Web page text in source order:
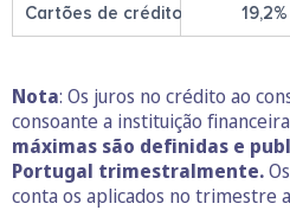
Cartões de crédito, Linhas de
19,2%
Nota: Os juros no crédito ao
consoante a instituição
máximas são definidas e
Portugal trimestralmente.
conta os aplicados no trimestre